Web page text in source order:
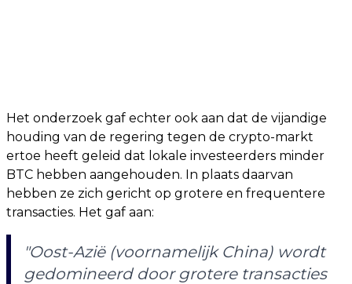
Het onderzoek gaf echter ook aan dat de vijandige
houding van de regering tegen de crypto-markt
ertoe heeft geleid dat lokale investeerders minder
BTC hebben aangehouden. In plaats daarvan
hebben ze zich gericht op grotere en frequentere
transacties. Het gaf aan:
"Oost-Azië (voornamelijk China) wordt
gedomineerd door grotere transacties